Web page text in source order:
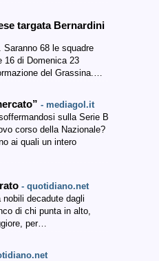
targata Bernardini
68 le squadre
16 di Domenica 23
del Grassina.…
- mediagol.it
sulla Serie B
corso della Nazionale?
ai quali un intero
- quotidiano.net
decadute dagli
di chi punta in alto,
per…